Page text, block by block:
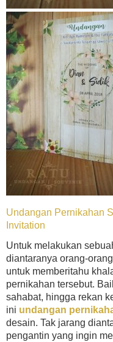
Undangan Pernikahan
Invitation
Untuk melakukan
diantaranya orang-
untuk memberitahu
pernikahan tersebut.
sahabat, hingga rekan
ini undangan
desain. Tak jarang
pengantin yang ingin